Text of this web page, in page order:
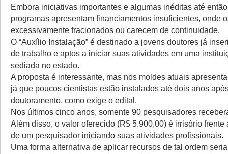
Embora iniciativas importantes e algumas inéditas até
programas apresentam financiamentos insuficientes, onde
excessivamente fracionados ou carecem de continuidade.
O “Auxílio Instalação” é destinado a jovens doutores já
de trabalho e aptos a iniciar suas atividades em uma
sediada no estado.
A proposta é interessante, mas nos moldes atuais
já que poucos cientistas estão instalados até dois anos
doutoramento, como exige o edital.
Nos últimos cinco anos, somente 90 pesquisadores
Além disso, o valor oferecido (R$ 5.900,00) é irrisório frente
de um pesquisador iniciando suas atividades profissionais.
Uma forma alternativa de aplicar recursos de tal ordem